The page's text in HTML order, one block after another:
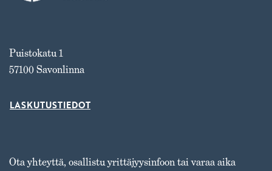
Puistokatu 1
57100 Savonlinna
LASKUTUSTIEDOT
Ota yhteyttä, osallistu yrittäjyysinfoon tai varaa aika